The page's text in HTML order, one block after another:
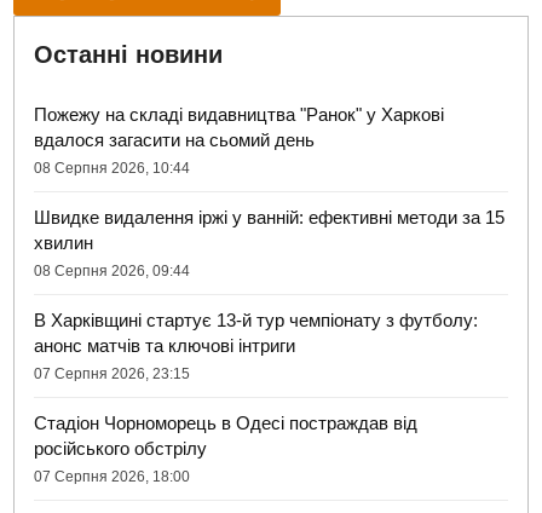
Останні новини
Пожежу на складі видавництва "Ранок" у Харкові
вдалося загасити на сьомий день
08 Серпня 2026, 10:44
Швидке видалення іржі у ванній: ефективні методи за 15
хвилин
08 Серпня 2026, 09:44
В Харківщині стартує 13-й тур чемпіонату з футболу:
анонс матчів та ключові інтриги
07 Серпня 2026, 23:15
Стадіон Чорноморець в Одесі постраждав від
російського обстрілу
07 Серпня 2026, 18:00